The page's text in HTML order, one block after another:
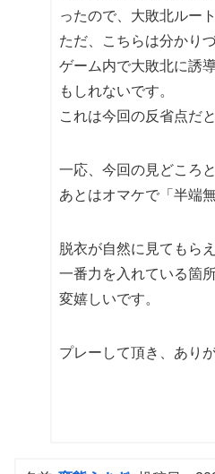
ったので、大敗北ルー
ただ、こちらは分かり
ゲーム内で大敗北に誘
もしれないです。
これは今回の反省点だ
一応、今回の見どころ
あとはオマケで「半端
脱衣が自然に見てもら
一番力を入れている箇
変嬉しいです。
プレーして頂き、あり